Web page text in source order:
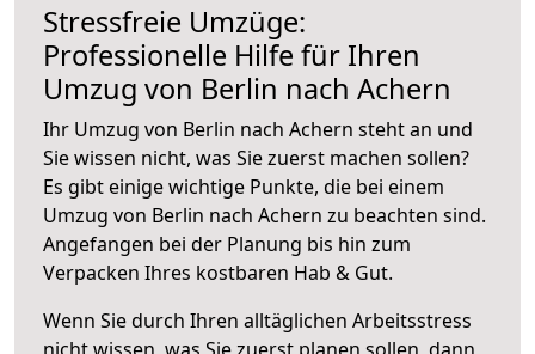
Stressfreie Umzüge:
Professionelle Hilfe für Ihren
Umzug von Berlin nach Achern
Ihr Umzug von Berlin nach Achern steht an und
Sie wissen nicht, was Sie zuerst machen sollen?
Es gibt einige wichtige Punkte, die bei einem
Umzug von Berlin nach Achern zu beachten sind.
Angefangen bei der Planung bis hin zum
Verpacken Ihres kostbaren Hab & Gut.
Wenn Sie durch Ihren alltäglichen Arbeitsstress